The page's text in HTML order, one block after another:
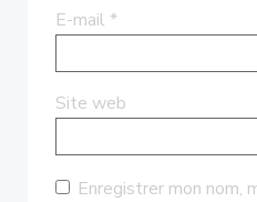
E-mail *
Site web
Enregistrer mon nom,